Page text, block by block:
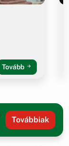
Tovább
Továbbiak